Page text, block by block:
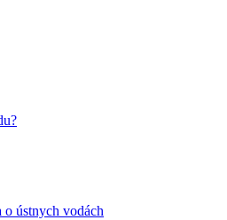
o ústnych vodách